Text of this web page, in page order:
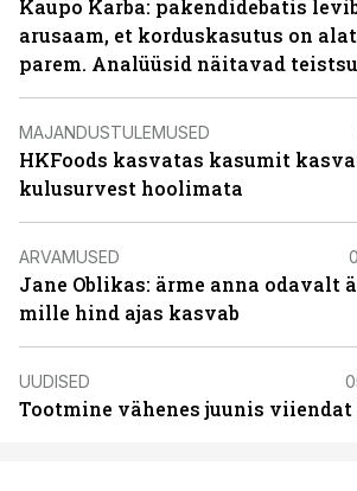
Kaupo Karba: pakendidebatis
arusaam, et korduskasutus on
parem. Analüüsid näitavad
MAJANDUSTULEMUSED
HKFoods kasvatas kasumit
kulusurvest hoolimata
ARVAMUSED
Jane Oblikas: ärme anna odavalt
mille hind ajas kasvab
UUDISED
Tootmine vähenes juunis viiendat